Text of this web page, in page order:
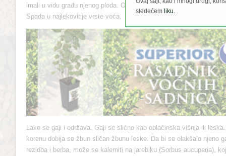
imali u vidu građu njenog ploda. Od sve tri vrste, crna aronija ima
Spada u najlekovitije vrste voća.
Lako se gaji i održava. Gaji se slično kao oblačinska višnja ili
korenu dobija se žbun sličan žbunu leske. Da bi se olakšalo njeno
rezidba i berba, može se kalemiti na jarebiku (Sorbus aucuparia),
sledećem liku.